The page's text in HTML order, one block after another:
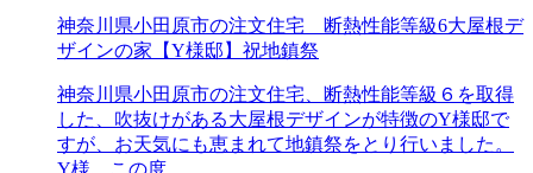
神奈川県小田原市の注文住宅 断熱性能等級6大屋根デ
ザインの家【Y様邸】祝地鎮祭
神奈川県小田原市の注文住宅、断熱性能等級６を取得
した、吹抜けがある大屋根デザインが特徴のY様邸で
すが、お天気にも恵まれて地鎮祭をとり行いました。
Y様、この度